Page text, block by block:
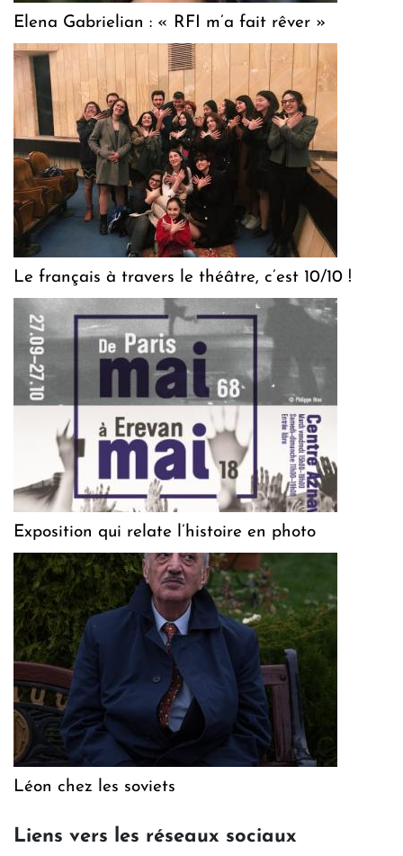
Elena Gabrielian : « RFI m’a fait rêver »
Le français à travers le théâtre, c’est 10/10 !
Exposition qui relate l’histoire en photo
Léon chez les soviets
Liens vers les réseaux sociaux